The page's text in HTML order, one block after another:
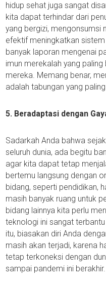
hidup sehat juga sangat
kita dapat terhindar dari
yang bergizi, mengonsumsi
efektif meningkatkan
banyak laporan mengenai
imun merekalah yang
mereka. Memang benar,
adalah tabungan yang
5. Beradaptasi dengan
Sadarkah Anda bahwa
seluruh dunia, ada begitu
agar kita dapat tetap
bertemu langsung dengan
bidang, seperti pendidikan,
masih banyak ruang untuk
bidang lainnya kita perlu
teknologi ini sangat
itu, biasakan diri Anda
masih akan terjadi, karena
tetap terkoneksi dengan
sampai pandemi ini berakhir.